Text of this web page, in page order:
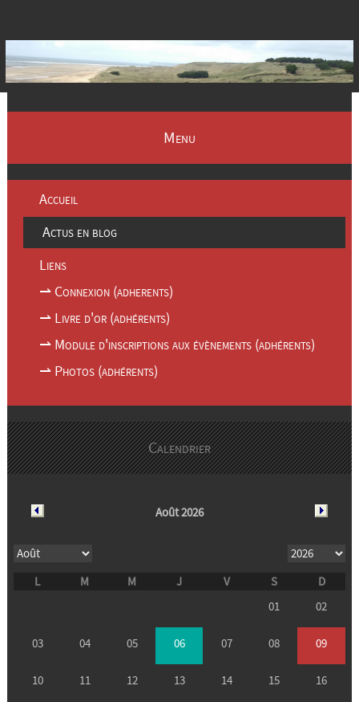
Menu
Accueil
Actus en blog
Liens
⇀ Connexion (adherents)
⇀ Livre d'or (adhérents)
⇀ Module d'inscriptions aux évènements (adhérents)
⇀ Photos (adhérents)
Calendrier